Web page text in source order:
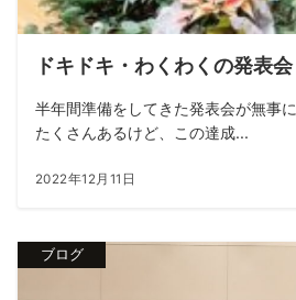
ドキドキ・わくわくの発表会
半年間準備をしてきた発表会が無事
たくさんあるけど、この達成...
2022年12月11日
ブログ